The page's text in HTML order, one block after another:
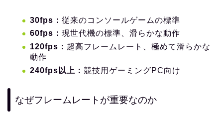
30fps： 従来のコンソールゲームの標準
60fps： 現世代機の標準、滑らかな動作
120fps： 超高フレームレート、極めて滑らかな
動作
240fps以上： 競技用ゲーミングPC向け
なぜフレームレートが重要なのか